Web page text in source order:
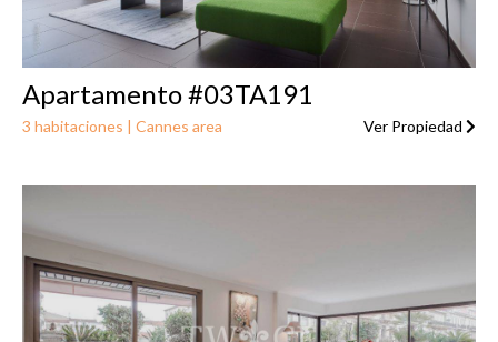
Apartamento #03TA191
3 habitaciones | Cannes area Ver Propiedad